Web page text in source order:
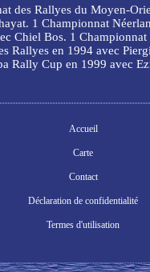
des Rallyes du Moyen-
1 Championnat
Chiel Bos. 1 Championnat
Rallyes en 1994 avec
Rally Cup en 1999 avec
Accueil
Carte
Contact
Déclaration de confidentialité
Termes d'utilisation